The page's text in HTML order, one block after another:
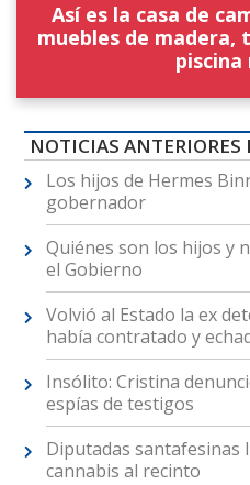
Así es la casa de
muebles de madera,
NOTICIAS
Los hijos de Hermes
gobernador
Quiénes son los hijos y
el Gobierno
Volvió al Estado la ex
había contratado y
Insólito: Cristina
espías de testigos
Diputadas santafesinas
cannabis al recinto